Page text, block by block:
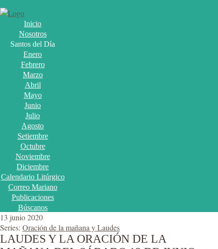
Inicio
Nosotros
Santos del Día
Enero
Febrero
Marzo
Abril
Mayo
Junio
Julio
Agosto
Setiembre
Octubre
Noviembre
Diciembre
Calendario Litúrgico
Correo Mariano
Publicaciones
Búscanos
13 junio 2020
Series: Oración de la mañana y Laudes
LAUDES Y LA ORACIÓN DE LA